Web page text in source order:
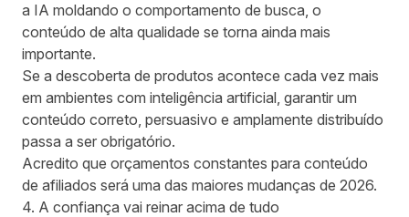
a IA moldando o comportamento de busca, o
conteúdo de alta qualidade se torna ainda mais
importante.
Se a descoberta de produtos acontece cada vez mais
em ambientes com inteligência artificial, garantir um
conteúdo correto, persuasivo e amplamente distribuído
passa a ser obrigatório.
Acredito que orçamentos constantes para conteúdo
de afiliados será uma das maiores mudanças de 2026.
4. A confiança vai reinar acima de tudo